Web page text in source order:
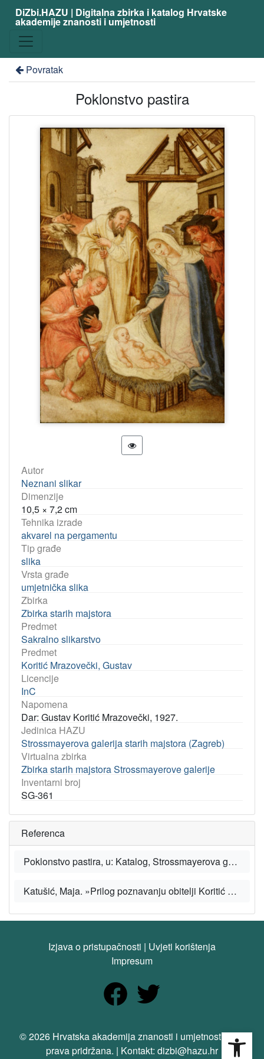
DiZbi.HAZU | Digitalna zbirka i katalog Hrvatske
akademije znanosti i umjetnosti
Povratak
Poklonstvo pastira
Autor
Neznani slikar
Dimenzije
10,5 × 7,2 cm
Tehnika izrade
akvarel na pergamentu
Tip građe
slika
Vrsta građe
umjetnička slika
Zbirka
Zbirka starih majstora
Predmet
Sakralno slikarstvo
Predmet
Koritić Mrazovečki, Gustav
Licencije
InC
Napomena
Dar: Gustav Koritić Mrazovečki, 1927.
Jedinica HAZU
Strossmayerova galerija starih majstora (Zagreb)
Virtualna zbirka
Zbirka starih majstora Strossmayerove galerije
Inventarni broj
SG-361
Referenca
Poklonstvo pastira, u: Katalog, Strossmayerova galerija starih majstora Hrvatske akademije znanosti i umjetnosti [mrežno mjesto/web sites], HAZU.
Katušić, Maja. »Prilog poznavanju obitelji Koritić de Mrazovec – obiteljski fond Koritić u Hrvatskom državnom arhivu«, u: Cris 7, 1 (2005.), str. 60-65.
Izjava o pristupačnosti | Uvjeti korištenja
Impresum
© 2026 Hrvatska akademija znanosti i umjetnosti. Sva
prava pridržana. | Kontakt: dizbi@hazu.hr